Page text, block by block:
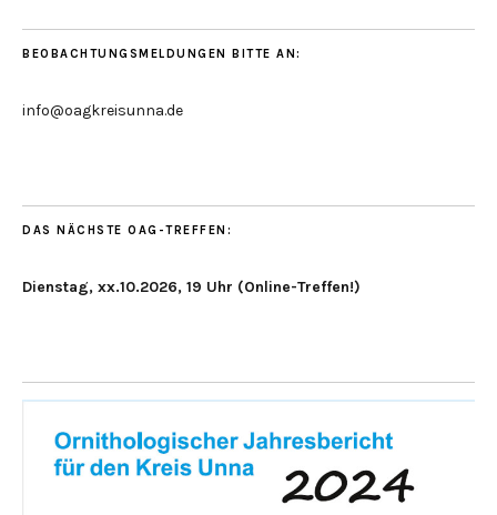
BEOBACHTUNGSMELDUNGEN BITTE AN:
info@oagkreisunna.de
DAS NÄCHSTE OAG-TREFFEN:
Dienstag, xx.10.2026, 19 Uhr (Online-Treffen!)